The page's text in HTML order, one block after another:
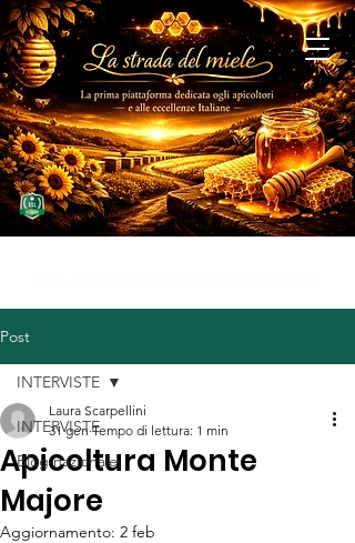
Post
INTERVISTE
Blog nazionale
INTERVISTE
Apicoltura Monte
Majore
Laura Scarpellini
31 gen Tempo di lettura: 1 min
Aggiornamento: 2 feb